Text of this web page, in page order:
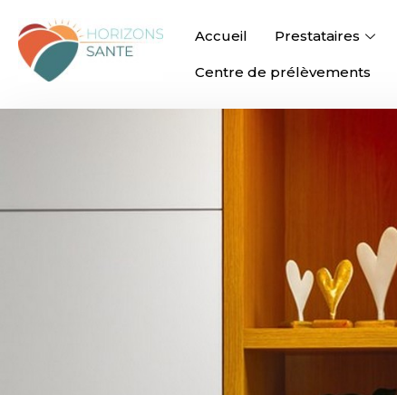
Accueil Prestataires
Centre de prélèvements